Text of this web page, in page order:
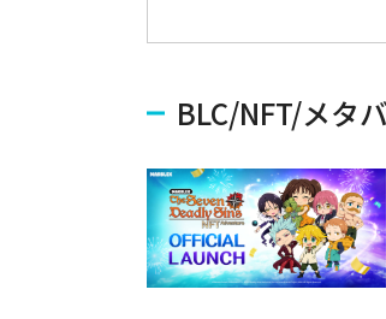
BLC/NFT/メタ